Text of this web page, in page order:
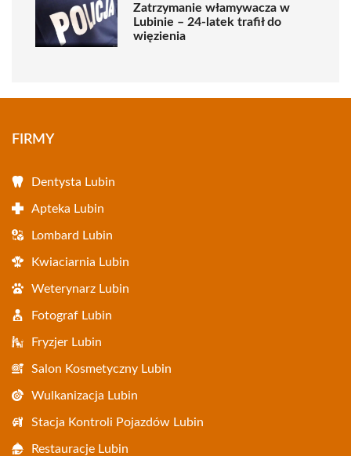
Zatrzymanie włamywacza w
Lubinie – 24-latek trafił do
więzienia
FIRMY
Dentysta Lubin
Apteka Lubin
Lombard Lubin
Kwiaciarnia Lubin
Weterynarz Lubin
Fotograf Lubin
Fryzjer Lubin
Salon Kosmetyczny Lubin
Wulkanizacja Lubin
Stacja Kontroli Pojazdów Lubin
Restauracje Lubin